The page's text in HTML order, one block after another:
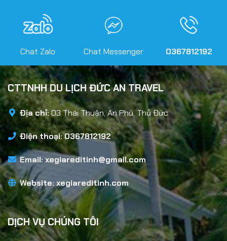
Chat Zalo Chat Messenger 0367812192
CTTNHH DU LỊCH ĐỨC AN TRAVEL
Địa chỉ:03 Thái Thuận, An Phú, Thủ Đức
Điện thoại: 0367812192
Email: xegiareditinh@gmail.com
Website: xegiareditinh.com
DỊCH VỤ CHÚNG TÔI